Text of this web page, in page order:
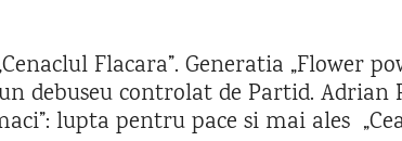
Flacara”. Generatia „Flower
debuseu controlat de Partid. Adrian
lupta pentru pace si mai ales